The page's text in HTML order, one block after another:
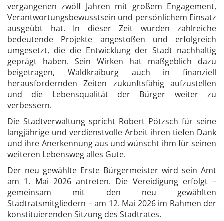
vergangenen zwölf Jahren mit großem Engagement,
Verantwortungsbewusstsein und persönlichem Einsatz
ausgeübt hat. In dieser Zeit wurden zahlreiche
bedeutende Projekte angestoßen und erfolgreich
umgesetzt, die die Entwicklung der Stadt nachhaltig
geprägt haben. Sein Wirken hat maßgeblich dazu
beigetragen, Waldkraiburg auch in finanziell
herausfordernden Zeiten zukunftsfähig aufzustellen
und die Lebensqualität der Bürger weiter zu
verbessern.
Die Stadtverwaltung spricht Robert Pötzsch für seine
langjährige und verdienstvolle Arbeit ihren tiefen Dank
und ihre Anerkennung aus und wünscht ihm für seinen
weiteren Lebensweg alles Gute.
Der neu gewählte Erste Bürgermeister wird sein Amt
am 1. Mai 2026 antreten. Die Vereidigung erfolgt –
gemeinsam mit den neu gewählten
Stadtratsmitgliedern – am 12. Mai 2026 im Rahmen der
konstituierenden Sitzung des Stadtrates.